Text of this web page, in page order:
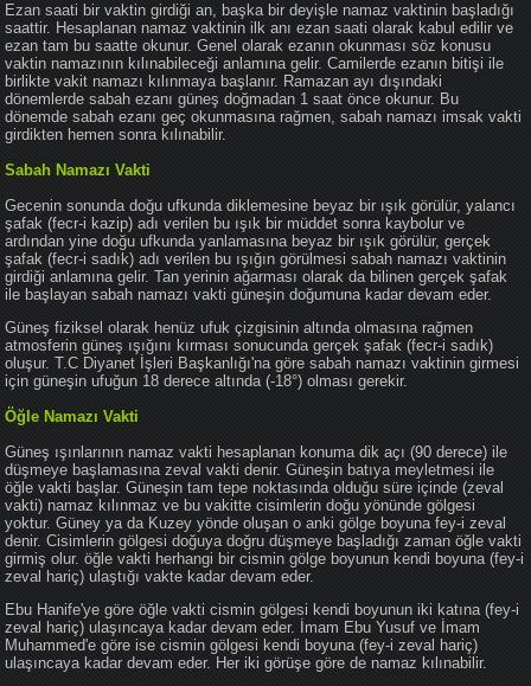
Ezan saati bir vaktin girdiği an, başka bir deyişle namaz vaktinin başladığı
saattir. Hesaplanan namaz vaktinin ilk anı ezan saati olarak kabul edilir ve
ezan tam bu saatte okunur. Genel olarak ezanın okunması söz konusu
vaktin namazının kılınabileceği anlamına gelir. Camilerde ezanın bitişi ile
birlikte vakit namazı kılınmaya başlanır. Ramazan ayı dışındaki
dönemlerde sabah ezanı güneş doğmadan 1 saat önce okunur. Bu
dönemde sabah ezanı geç okunmasına rağmen, sabah namazı imsak vakti
girdikten hemen sonra kılınabilir.
Sabah Namazı Vakti
Gecenin sonunda doğu ufkunda diklemesine beyaz bir ışık görülür, yalancı
şafak (fecr-i kazip) adı verilen bu ışık bir müddet sonra kaybolur ve
ardından yine doğu ufkunda yanlamasına beyaz bir ışık görülür, gerçek
şafak (fecr-i sadık) adı verilen bu ışığın görülmesi sabah namazı vaktinin
girdiği anlamına gelir. Tan yerinin ağarması olarak da bilinen gerçek şafak
ile başlayan sabah namazı vakti güneşin doğumuna kadar devam eder.
Güneş fiziksel olarak henüz ufuk çizgisinin altında olmasına rağmen
atmosferin güneş ışığını kırması sonucunda gerçek şafak (fecr-i sadık)
oluşur. T.C Diyanet İşleri Başkanlığı'na göre sabah namazı vaktinin girmesi
için güneşin ufuğun 18 derece altında (-18°) olması gerekir.
Öğle Namazı Vakti
Güneş ışınlarının namaz vakti hesaplanan konuma dik açı (90 derece) ile
düşmeye başlamasına zeval vakti denir. Güneşin batıya meyletmesi ile
öğle vakti başlar. Güneşin tam tepe noktasında olduğu süre içinde (zeval
vakti) namaz kılınmaz ve bu vakitte cisimlerin doğu yönünde gölgesi
yoktur. Güney ya da Kuzey yönde oluşan o anki gölge boyuna fey-i zeval
denir. Cisimlerin gölgesi doğuya doğru düşmeye başladığı zaman öğle vakti
girmiş olur. öğle vakti herhangi bir cismin gölge boyunun kendi boyuna (fey-i
zeval hariç) ulaştığı vakte kadar devam eder.
Ebu Hanife'ye göre öğle vakti cismin gölgesi kendi boyunun iki katına (fey-i
zeval hariç) ulaşıncaya kadar devam eder. İmam Ebu Yusuf ve İmam
Muhammed'e göre ise cismin gölgesi kendi boyuna (fey-i zeval hariç)
ulaşıncaya kadar devam eder. Her iki görüşe göre de namaz kılınabilir.